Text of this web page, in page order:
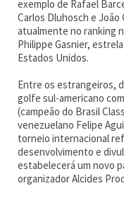
exemplo de Rafael
Carlos Dluhosch e
atualmente no ranking
Philippe Gasnier,
Estados Unidos.
Entre os estrangeiros,
golfe sul-americano
(campeão do Brasil
venezuelano Felipe
torneio internacional
desenvolvimento e
estabelecerá um novo
organizador Alcides